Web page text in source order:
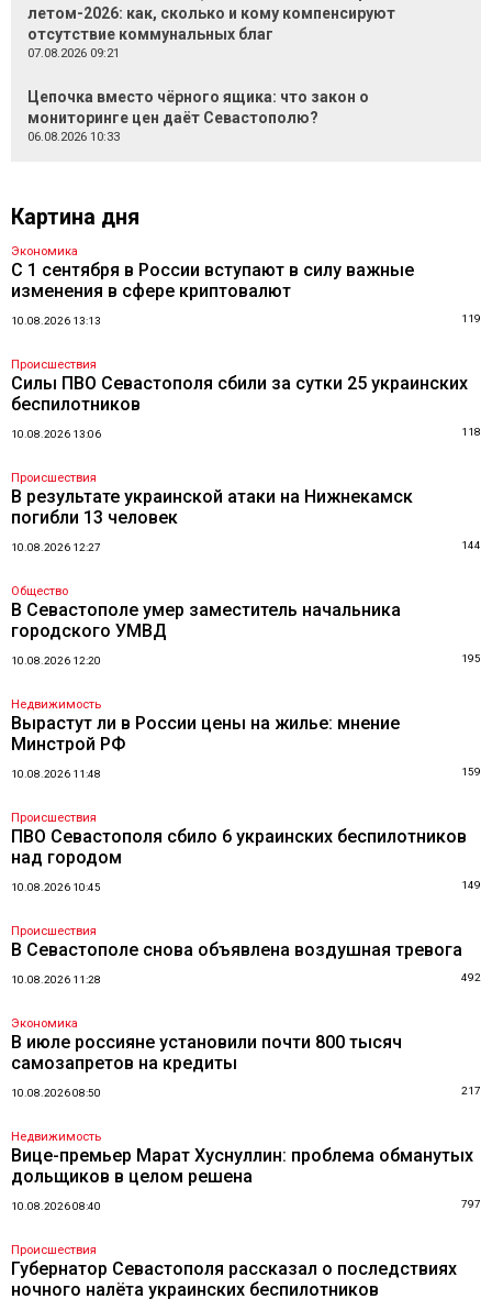
летом-2026: как, сколько и кому компенсируют
отсутствие коммунальных благ
07.08.2026 09:21
Цепочка вместо чёрного ящика: что закон о
мониторинге цен даёт Севастополю?
06.08.2026 10:33
Картина дня
Экономика
С 1 сентября в России вступают в силу важные
изменения в сфере криптовалют
10.08.2026 13:13 119
Происшествия
Силы ПВО Севастополя сбили за сутки 25 украинских
беспилотников
10.08.2026 13:06 118
Происшествия
В результате украинской атаки на Нижнекамск
погибли 13 человек
10.08.2026 12:27 144
Общество
В Севастополе умер заместитель начальника
городского УМВД
10.08.2026 12:20 195
Недвижимость
Вырастут ли в России цены на жилье: мнение
Минстрой РФ
10.08.2026 11:48 159
Происшествия
ПВО Севастополя сбило 6 украинских беспилотников
над городом
10.08.2026 10:45 149
Происшествия
В Севастополе снова объявлена воздушная тревога
10.08.2026 11:28 492
Экономика
В июле россияне установили почти 800 тысяч
самозапретов на кредиты
10.08.2026 08:50 217
Недвижимость
Вице-премьер Марат Хуснуллин: проблема обманутых
дольщиков в целом решена
10.08.2026 08:40 797
Происшествия
Губернатор Севастополя рассказал о последствиях
ночного налёта украинских беспилотников